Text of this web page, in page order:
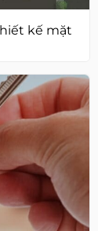
kế mặt